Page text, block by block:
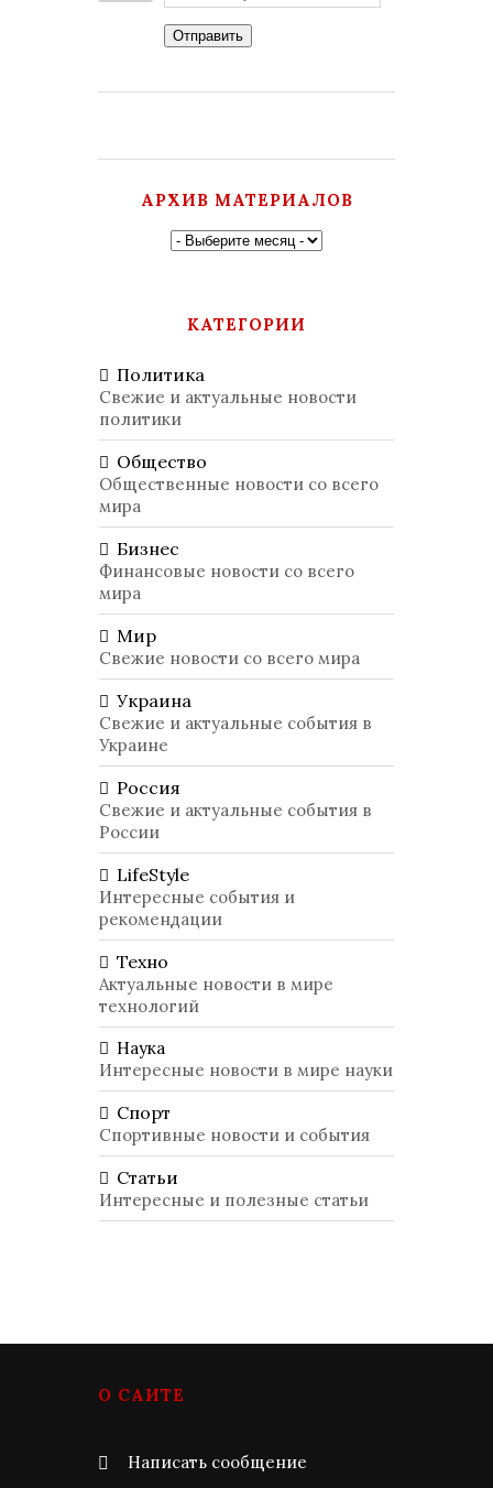
Отправить
АРХИВ МАТЕРИАЛОВ
КАТЕГОРИИ
Политика
Свежие и актуальные новости
политики
Общество
Общественные новости со всего
мира
Бизнес
Финансовые новости со всего
мира
Мир
Свежие новости со всего мира
Украина
Свежие и актуальные события в
Украине
Россия
Свежие и актуальные события в
России
LifeStyle
Интересные события и
рекомендации
Техно
Актуальные новости в мире
технологий
Наука
Интересные новости в мире науки
Спорт
Спортивные новости и события
Статьи
Интересные и полезные статьи
О САЙТЕ
Написать сообщение